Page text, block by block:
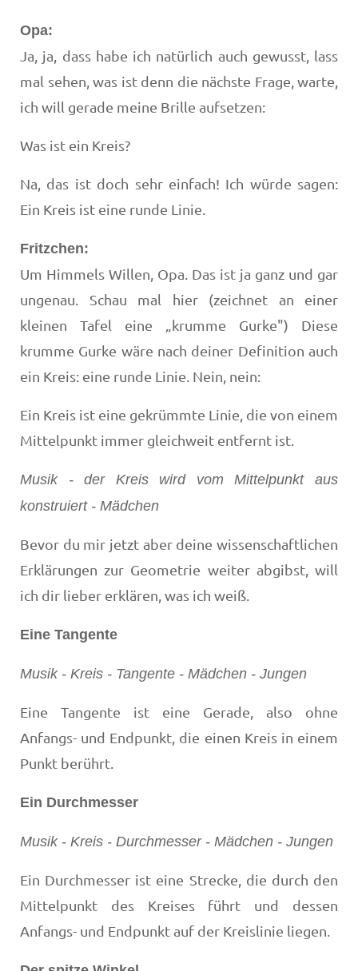
Opa:
Ja, ja, dass habe ich natürlich auch gewusst, lass
mal sehen, was ist denn die nächste Frage, warte,
ich will gerade meine Brille aufsetzen:
Was ist ein Kreis?
Na, das ist doch sehr einfach! Ich würde sagen:
Ein Kreis ist eine runde Linie.
Fritzchen:
Um Himmels Willen, Opa. Das ist ja ganz und gar
ungenau. Schau mal hier (zeichnet an einer
kleinen Tafel eine „krumme Gurke") Diese
krumme Gurke wäre nach deiner Definition auch
ein Kreis: eine runde Linie. Nein, nein:
Ein Kreis ist eine gekrümmte Linie, die von einem
Mittelpunkt immer gleichweit entfernt ist.
Musik - der Kreis wird vom Mittelpunkt aus
konstruiert - Mädchen
Bevor du mir jetzt aber deine wissenschaftlichen
Erklärungen zur Geometrie weiter abgibst, will
ich dir lieber erklären, was ich weiß.
Eine Tangente
Musik - Kreis - Tangente - Mädchen - Jungen
Eine Tangente ist eine Gerade, also ohne
Anfangs- und Endpunkt, die einen Kreis in einem
Punkt berührt.
Ein Durchmesser
Musik - Kreis - Durchmesser - Mädchen - Jungen
Ein Durchmesser ist eine Strecke, die durch den
Mittelpunkt des Kreises führt und dessen
Anfangs- und Endpunkt auf der Kreislinie liegen.